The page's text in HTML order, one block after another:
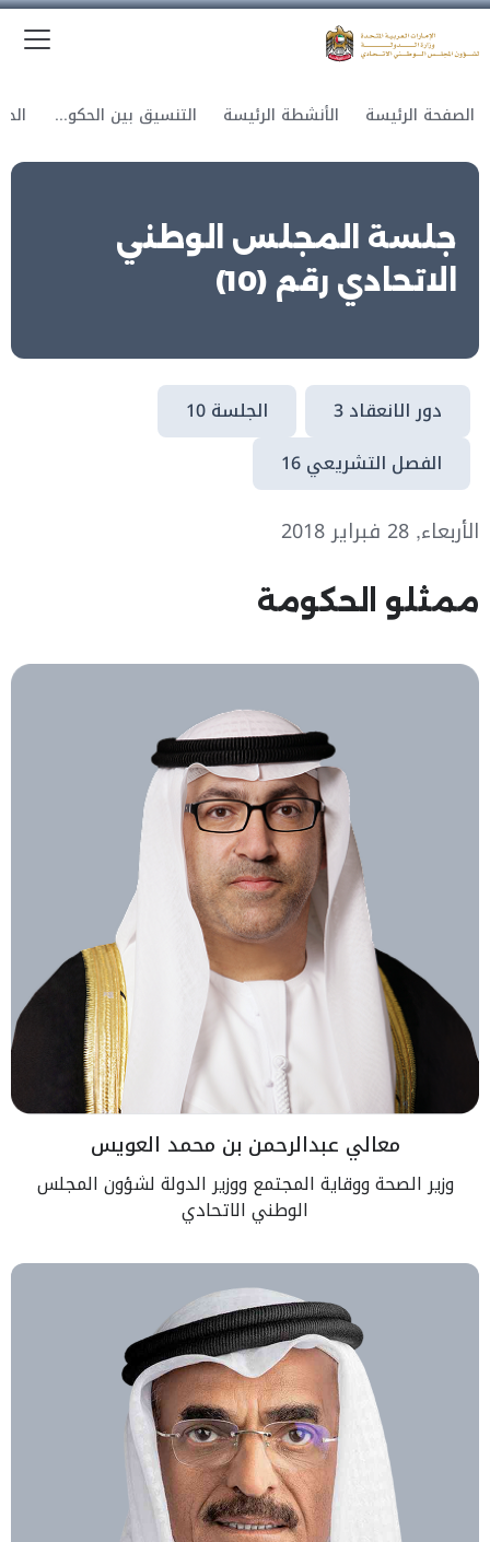
الصفحة الرئيسة الأنشطة الرئيسة التنسيق بين الحكومة والمجلس
جلسة المجلس الوطني
الاتحادي رقم (10)
دور الانعقاد 3
الجلسة 10
الفصل التشريعي 16
الأربعاء, 28 فبراير 2018
ممثلو الحكومة
معالي عبدالرحمن بن محمد العويس
وزير الصحة ووقاية المجتمع ووزير الدولة لشؤون المجلس
الوطني الاتحادي